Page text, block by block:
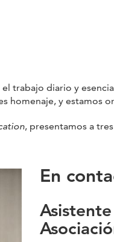
trabajo diario y
homenaje, y estamos
, presentamos a
En